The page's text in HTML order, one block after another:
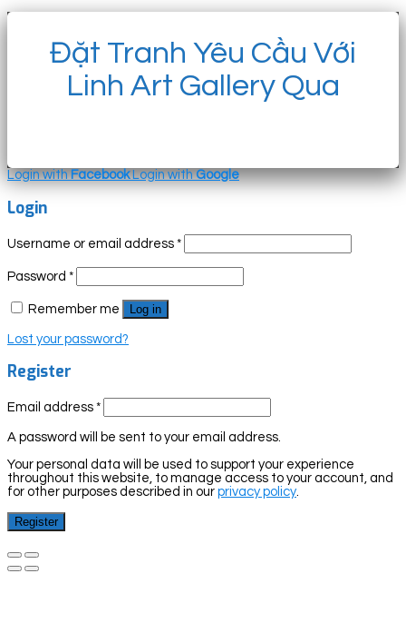
Đặt Tranh Yêu Cầu Với
Linh Art Gallery Qua
Login withFacebook Login withGoogle
Login
Username or email address *
Password *
Remember me Log in
Lost your password?
Register
Email address *
A password will be sent to your email address.
Your personal data will be used to support your experience
throughout this website, to manage access to your account, and
for other purposes described in our privacy policy
Register